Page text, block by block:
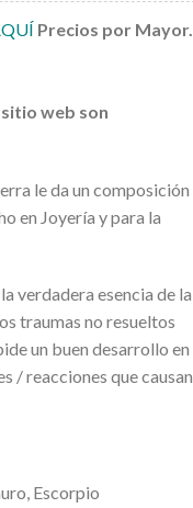
Precios por Mayor.
web son
le da un composición
en Joyería y para la
verdadera esencia de la
traumas no resueltos
un buen desarrollo en
/ reacciones que causan
Escorpio